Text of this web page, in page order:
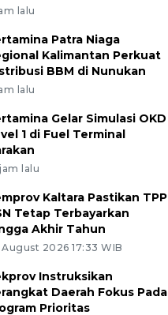
lalu
Patra Niaga
Kalimantan Perkuat
BBM di Nunukan
lalu
Gelar Simulasi OKD
1 di Fuel Terminal
lalu
Kaltara Pastikan TPP
Tetap Terbayarkan
Akhir Tahun
August 2026 17:33 WIB
Instruksikan
Daerah Fokus Pada
Prioritas